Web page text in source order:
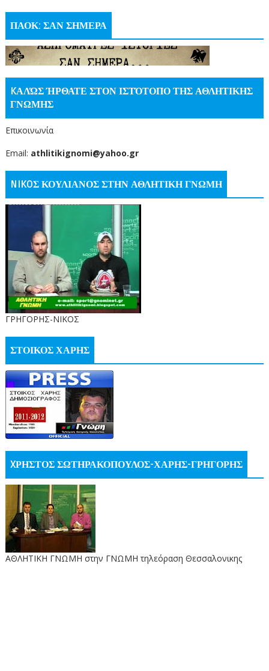
ΠΑΟΚ: ΣΑΝ ΣΗΜΕΡΑ
KΑΛΏΣ ΉΡΘΑΤΕ ΣΤΟΝ ΙΣΤΌΤΟΠΟ ΤΗΣ ΑΘΛΗΤΙΚΗΣ
ΓΝΩΜΗΣ
Επικοινωνία
Email: athlitikignomi@yahoo.gr
NIKOΣ ΚΟΥΛΙΑΝΟΣ ΣΤΗΝ ΑΘΛΗΤΙΚΗ ΓΝΩΜΗ
ΓΡΗΓΟΡΗΣ-ΝΙΚΟΣ
ΣΤΟΙΚΟΣ ΧΑΡΗΣ
XΡΗΣΤΟΣ ΣΩΤΗΡΑΚΟΠΟΥΛΟΣ-ΧΑΡΗΣ-ΓΡΗΓΟΡΗΣ
ΑΘΛΗΤΙΚΗ ΓΝΩΜΗ στην ΓΝΩΜΗ τηλεόραση Θεσσαλονικης